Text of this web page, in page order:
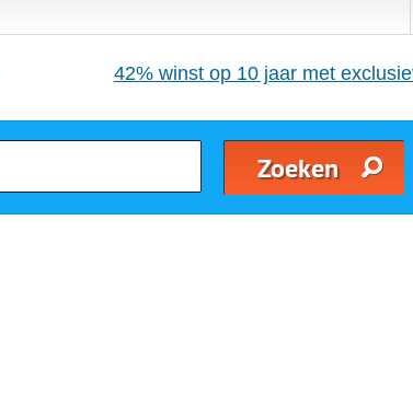
42% winst op 10 jaar met